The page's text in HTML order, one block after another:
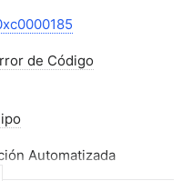
de Código
Automatizada